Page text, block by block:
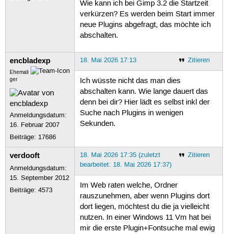
Wie kann ich bei Gimp 3.2 die Startzeit
verkürzen? Es werden beim Start immer
neue Plugins abgefragt, das möchte ich
abschalten.
encbladexp
Ehemali
ger
Anmeldungsdatum:
16. Februar 2007
Beiträge: 17686
Zitieren
18. Mai 2026 17:13
Ich wüsste nicht das man dies
abschalten kann. Wie lange dauert das
denn bei dir? Hier lädt es selbst inkl der
Suche nach Plugins in wenigen
Sekunden.
verdooft
Anmeldungsdatum:
15. September 2012
Beiträge:4573
Zitieren
18. Mai 2026 17:35 (zuletzt
bearbeitet: 18. Mai 2026 17:37)
Im Web raten welche, Ordner
rauszunehmen, aber wenn Plugins dort
dort liegen, möchtest du die ja vielleicht
nutzen. In einer Windows 11 Vm hat bei
mir die erste Plugin+Fontsuche mal ewig